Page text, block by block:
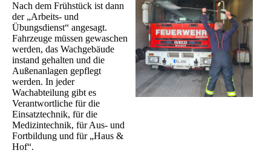
Nach dem Frühstück ist dann
der „Arbeits- und
Übungsdienst“ angesagt.
Fahrzeuge müssen gewaschen
werden, das Wachgebäude
instand gehalten und die
Außenanlagen gepflegt
werden. In jeder
Wachabteilung gibt es
Verantwortliche für die
Einsatztechnik, für die
Medizintechnik, für Aus- und
Fortbildung und für „Haus &
Hof“.